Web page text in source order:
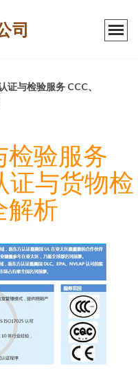
司
证与检验服务 CCC、
检验服务
证与货物检
解析